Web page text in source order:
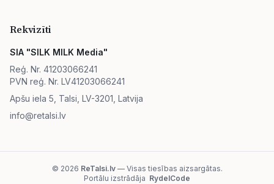
Rekvizīti
SIA "SILK MILK Media"
Reģ. Nr. 41203066241
PVN reģ. Nr. LV41203066241
Apšu iela 5, Talsi, LV-3201, Latvija
info@retalsi.lv
© 2026 ReTalsi.lv— Visas tiesības aizsargātas.
Portālu izstrādāja RydelCode